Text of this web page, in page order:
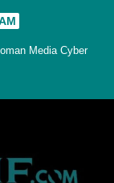
Media Cyber